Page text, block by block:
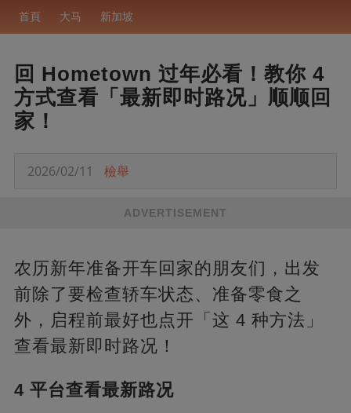
首頁 大马 新加坡
回 Hometown 过年必看！教你 4
方式查看「最新即时路况」顺顺回
家！
2026/02/11 檢舉
ADVERTISEMENT
农历新年准备开车回家的朋友们，出发
前除了要检查轿车状态、准备零食之
外，启程前最好也点开「这 4 种方法」
查看最新即时路况！
4 平台查看最新路况